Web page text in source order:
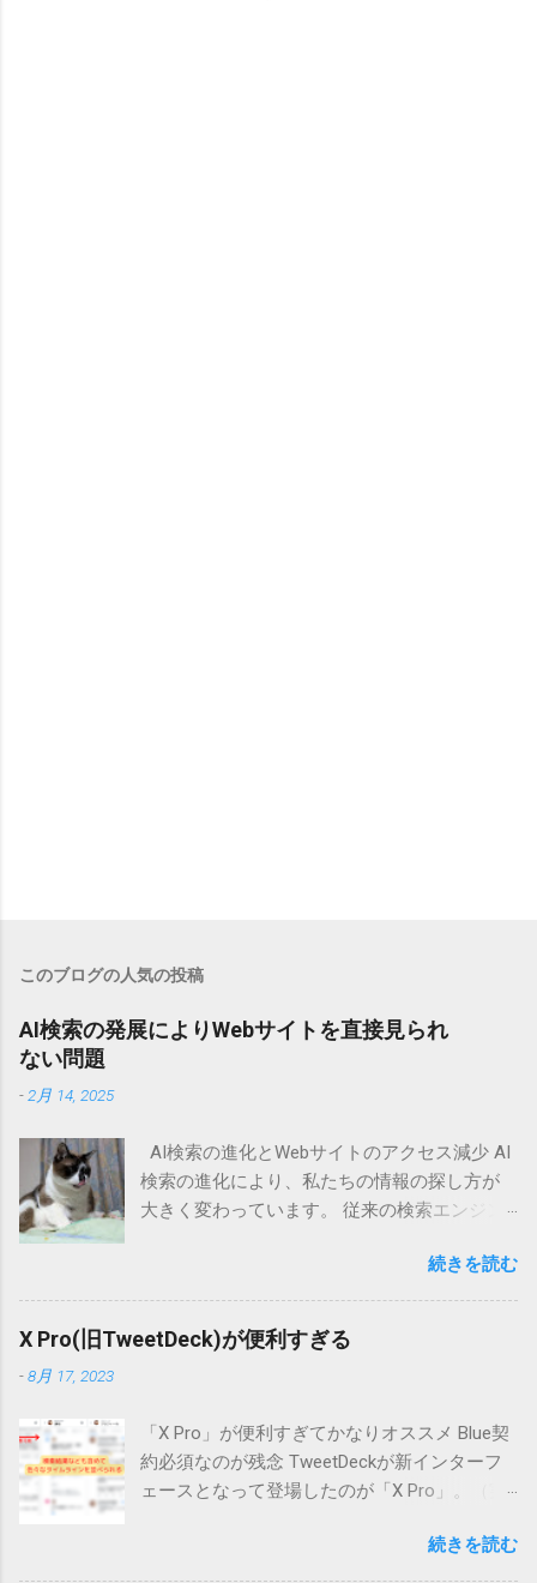
このブログの人気の投稿
AI検索の発展によりWebサイトを直接見られ
ない問題
- 2月 14, 2025
AI検索の進化とWebサイトのアクセス減少 AI
検索の進化により、私たちの情報の探し方が
大きく変わっています。 従来の検索エンジン
された検索結果の中から適切なWebサイトを選
んで情報を得るのが一般的でした。 しかし、
AI検索技術の発展により、ユーザーが直接Web
サイトにアクセスする機会が減少しつつあり
す。Webサイトまで見に行かなくてよい形にな
ってしまっています。 AI検索とは？ AI検索と
は、人工知能を活用してユーザーの質問に対
代表的な例として、以下のようなサービスが
続きを読む
X Pro(旧TweetDeck)が便利すぎる
-8月 17, 2023
「X Pro」が便利すぎてかなりオススメ Blue契
約必須なのが残念 TweetDeckが新インターフ
ェースとなって登場したのが「X Pro」。（実
Proになって、かなり使い勝手が向上した気が
する。 ただ、今日から（？）利用するために
続きを読む